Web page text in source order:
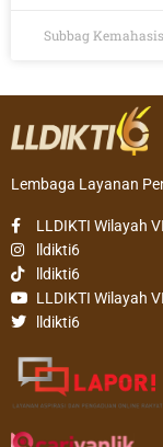
Subbag
Lembaga Layanan
LLDIKTI Wilayah VI
lldikti6
lldikti6
LLDIKTI Wilayah VI
lldikti6